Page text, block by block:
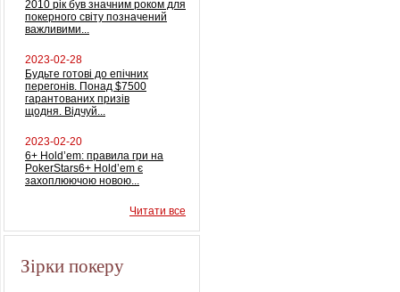
2010 рік був значним роком для
покерного світу позначений
важливими...
2023-02-28
Будьте готові до епічних
перегонів. Понад $7500
гарантованих призів
щодня. Відчуй...
2023-02-20
6+ Hold’em: правила гри на
PokerStars6+ Hold’em є
захоплюючою новою...
Читати все
Зірки покеру